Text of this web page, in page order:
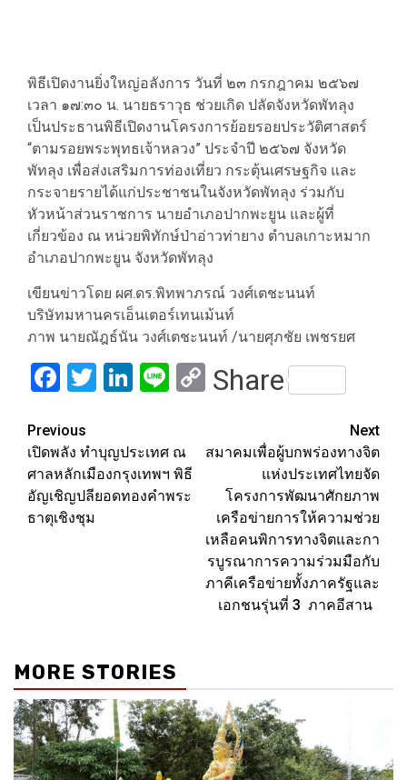
พิธีเปิดงานยิ่งใหญ่อลังการ วันที่ ๒๓ กรกฎาคม ๒๕๖๗
เวลา ๑๗:๓๐ น. นายธราวุธ ช่วยเกิด ปลัดจังหวัดพัทลุง
เป็นประธานพิธีเปิดงานโครงการย้อยรอยประวัติศาสตร์
“ตามรอยพระพุทธเจ้าหลวง” ประจำปี ๒๕๖๗ จังหวัด
พัทลุง เพื่อส่งเสริมการท่องเที่ยว กระตุ้นเศรษฐกิจ และ
กระจายรายได้แก่ประชาชนในจังหวัดพัทลุง ร่วมกับ
หัวหน้าส่วนราชการ นายอำเภอปากพะยูน และผู้ที่
เกี่ยวข้อง ณ หน่วยพิทักษ์ป่าอ่าวท่ายาง ตำบลเกาะหมาก
อำเภอปากพะยูน จังหวัดพัทลุง
เขียนข่าวโดย ผศ.ดร.พิทพาภรณ์ วงศ์เตชะนนท์
บริษัทมหานครเอ็นเตอร์เทนเม้นท์
ภาพ นายณัฎธ์นัน วงศ์เตชะนนท์ /นายศุภชัย เพชรยศ
Facebook
Twitter
LinkedIn
LineCopy
Share
Post
navigation
Previous
เปิดพลัง ทำบุญประเทศ ณ
ศาลหลักเมืองกรุงเทพฯ พิธี
อัญเชิญปลียอดทองคำพระ
ธาตุเชิงชุม
Next
สมาคมเพื่อผู้บกพร่องทางจิต
แห่งประเทศไทยจัด
โครงการพัฒนาศักยภาพ
เครือข่ายการให้ความช่วย
เหลือคนพิการทางจิตและกา
รบูรณาการความร่วมมือกับ
ภาคีเครือข่ายทั้งภาครัฐและ
เอกชนรุ่นที่ 3 ภาคอีสาน
MORE STORIES